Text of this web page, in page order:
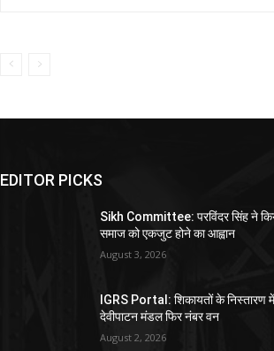
EDITOR PICKS
Sikh Committee: परविंदर सिंह ने
समाज को एकजुट होने का आह्वान
August 3, 2026
IGRS Portal: शिकायतों के निस्तारण
देवीपाटन मंडल फिर नंबर वन
August 2, 2026